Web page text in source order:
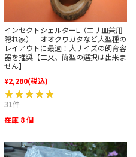
インセクトシェルターL（エサ皿兼用
隠れ家）｜オオクワガタなど大型種の
レイアウトに最適！大サイズの飼育容
器を推奨【二又、筒型の選択は出来ま
せん】
¥2,280(税込)
★★★★★
★★★★★
31件
在庫 8 個